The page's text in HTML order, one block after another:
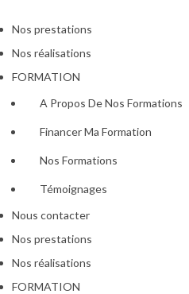
Nos prestations
Nos réalisations
FORMATION
A Propos De Nos Formations
Financer Ma Formation
Nos Formations
Témoignages
Nous contacter
Nos prestations
Nos réalisations
FORMATION